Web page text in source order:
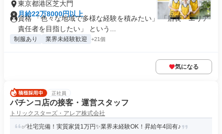
東京都港区芝大門
月給22万8000円以上
資格 「色々な地域で多様な経験を積みたい」 「店長・エリア
責任者を目指したい」 という...
制服あり 業界未経験歓迎 +21個
気になる
正社員
パチンコ店の接客・運営スタッフ
トリックスターズ・アレア株式会社
✅社宅完備！実質家賃1万円✨業界未経験OK！昇給年4回有♪